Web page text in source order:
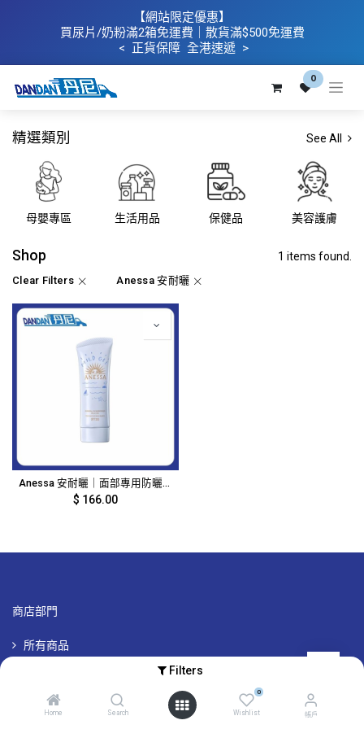
Filters
Home Search
0
Wishlist 帳戶
【網站限定優惠】
買尿片/奶粉滿2箱免運費｜散​貨滿$500免運費
< 正貨保障 全港速遞 >
0
精選類別 See All
母嬰專區 生活用品 保健品 美容護膚
Shop 1 items found.
Clear Filters Anessa 安耐曬
Anessa 安耐曬｜面部專用防曬藍色｜90g｜2147
$ 166.00
商店部門
所有商品